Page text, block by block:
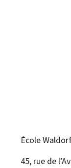
École
ADRESSE
45, rue de